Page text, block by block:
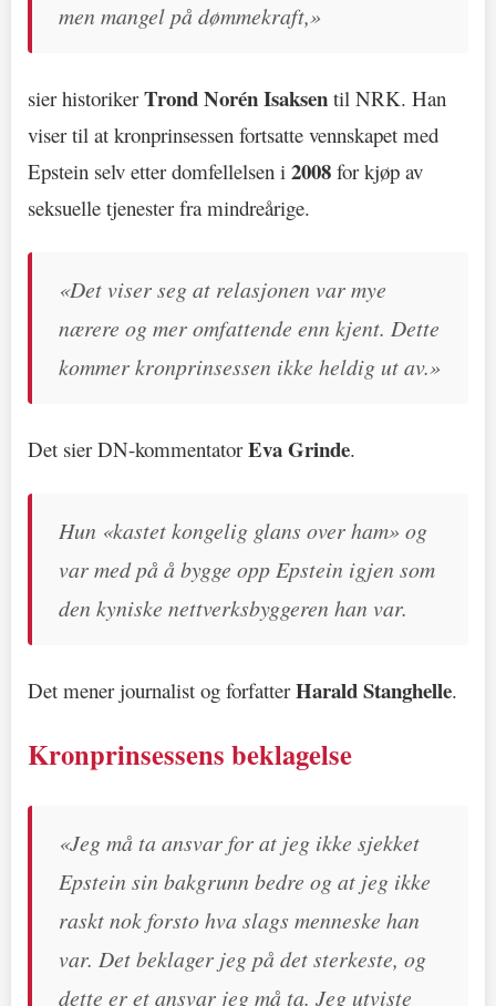
men mangel på dømmekraft,»
sier historikerTrond Norén Isaksen til NRK. Han
viser til at kronprinsessen fortsatte vennskapet med
Epstein selv etter domfellelsen i 2008 for kjøp av
seksuelle tjenester fra mindreårige.
«Det viser seg at relasjonen var mye
nærere og mer omfattende enn kjent. Dette
kommer kronprinsessen ikke heldig ut av.»
Det sier DN-kommentatorEva Grinde.
Hun «kastet kongelig glans over ham» og
var med på å bygge opp Epstein igjen som
den kyniske nettverksbyggeren han var.
Det mener journalist og forfatterHarald Stanghelle.
Kronprinsessens beklagelse
«Jeg må ta ansvar for at jeg ikke sjekket
Epstein sin bakgrunn bedre og at jeg ikke
raskt nok forsto hva slags menneske han
var. Det beklager jeg på det sterkeste, og
dette er et ansvar jeg må ta. Jeg utviste